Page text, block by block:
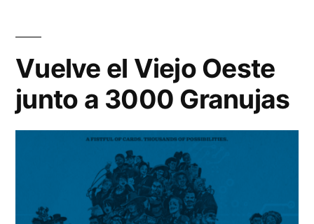
Vuelve el Viejo Oeste
junto a 3000 Granujas